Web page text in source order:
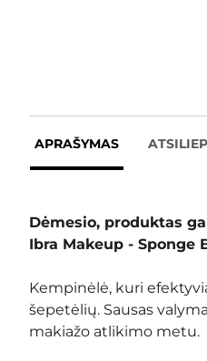
APRAŠYMAS
Dėmesio, produktas
Ibra Makeup - Sponge
Kempinėlė, kuri
šepetėlių. Sausas
makiažo atlikimo metu.